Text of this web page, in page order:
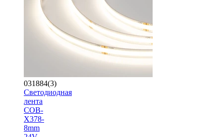
031884(3)
Светодиодная
лента
COB-
X378-
8mm